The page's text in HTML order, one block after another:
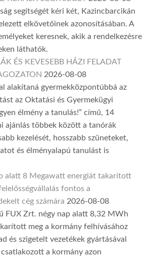
segítségét kéri két, Kazincbarcikán
elkövetőinek azonosításában. A
keresnek, akik a rendelkezésre
láthatók.
ÉS KEVESEBB HÁZI FELADAT
2026-08-08
alakítaná gyermekközpontúbbá az
az Oktatási és Gyermekügyi
élmény a tanulás!” című, 14
ajánlás többek között a tanórák
kezelését, hosszabb szüneteket,
és élményalapú tanulást is
alatt 8 Megawatt energiát takarított
fontos a
cég számára 2026-08-08
FUX Zrt. négy nap alatt 8,32 MWh
meg a kormány felhívásához
és szigetelt vezetékek gyártásával
a kormány azon